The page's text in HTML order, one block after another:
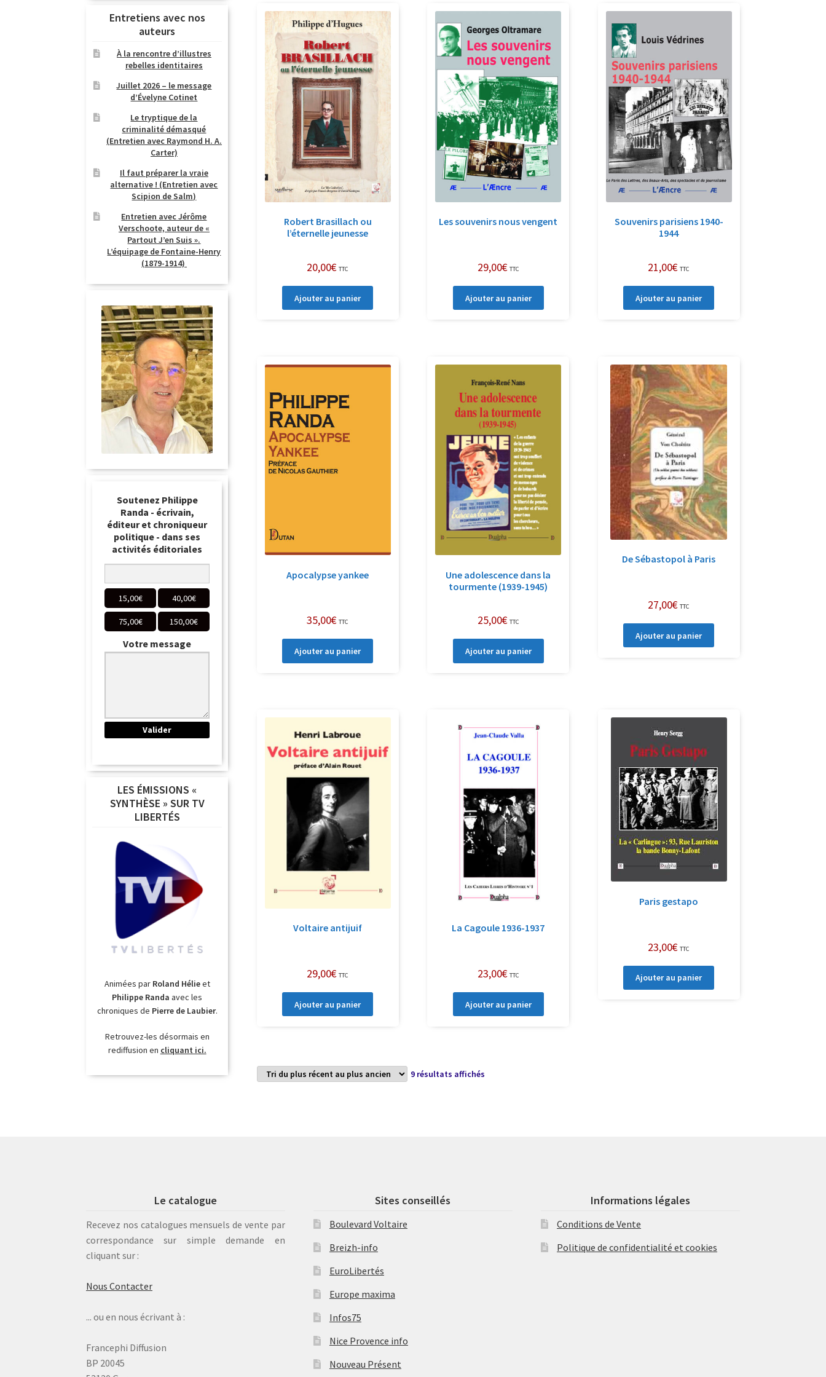
récent
plus
ancien
Robert Brasillach ou
l’éternelle jeunesse
20,00€ TTC
Ajouter au panier
Les souvenirs nous vengent
29,00€ TTC
Ajouter au panier
Souvenirs parisiens 1940-
1944
21,00€ TTC
Ajouter au panier
Apocalypse yankee
35,00€ TTC
Ajouter au panier
Une adolescence dans la
tourmente (1939-1945)
25,00€ TTC
Ajouter au panier
De Sébastopol à Paris
27,00€ TTC
Ajouter au panier
Voltaire antijuif
29,00€ TTC
Ajouter au panier
La Cagoule 1936-1937
23,00€ TTC
Ajouter au panier
Paris gestapo
23,00€ TTC
Ajouter au panier
9 résultats affichésTrié
Entretiens avec nos
auteurs
À la rencontre d’illustres
rebelles identitaires
Juillet 2026 – le message
d’Évelyne Cotinet
Le tryptique de la
criminalité démasqué
(Entretien avec Raymond H. A.
Carter)
Il faut préparer la vraie
alternative ! (Entretien avec
Scipion de Salm)
Entretien avec Jérôme
Verschoote, auteur de «
Partout J’en Suis ».
L’équipage de Fontaine-Henry
(1879-1914)
Soutenez Philippe
Randa - écrivain,
éditeur et chroniqueur
politique - dans ses
activités éditoriales
15,00€ 40,00€
75,00€ 150,00€
Votre message
LES ÉMISSIONS «
SYNTHÈSE » SUR TV
LIBERTÉS
Animées par Roland Hélieet
Philippe Randa avec les
chroniques de Pierre de Laubier.
Retrouvez-les désormais en
rediffusion en cliquant ici.
Le catalogue
Recevez nos catalogues mensuels de vente par
correspondance sur simple demande en
cliquant sur :
Nous Contacter
... ou en nous écrivant à :
Francephi Diffusion
BP 20045
Sites conseillés
Boulevard Voltaire
Breizh-info
EuroLibertés
Europe maxima
Infos75
Nice Provence info
Nouveau Présent
Informations légales
Conditions de Vente
Politique de confidentialité et cookies